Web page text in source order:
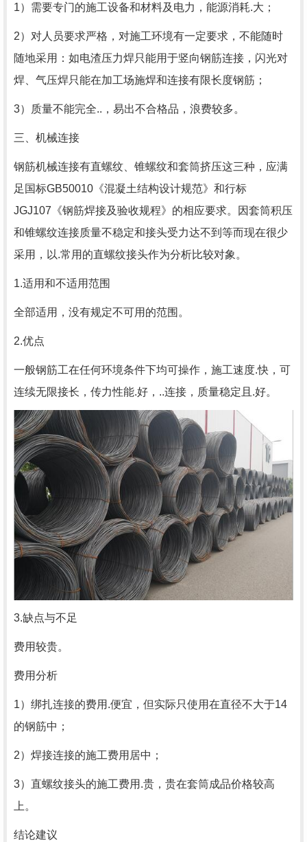
1）需要专门的施工设备和材料及电力，能源消耗.大；
2）对人员要求严格，对施工环境有一定要求，不能随时
随地采用：如电渣压力焊只能用于竖向钢筋连接，闪光对
焊、气压焊只能在加工场施焊和连接有限长度钢筋；
3）质量不能完全..，易出不合格品，浪费较多。
三、机械连接
钢筋机械连接有直螺纹、锥螺纹和套筒挤压这三种，应满
足国标GB50010《混凝土结构设计规范》和行标
JGJ107《钢筋焊接及验收规程》的相应要求。因套筒积压
和锥螺纹连接质量不稳定和接头受力达不到等而现在很少
采用，以.常用的直螺纹接头作为分析比较对象。
1.适用和不适用范围
全部适用，没有规定不可用的范围。
2.优点
一般钢筋工在任何环境条件下均可操作，施工速度.快，可
连续无限接长，传力性能.好，..连接，质量稳定且.好。
3.缺点与不足
费用较贵。
费用分析
1）绑扎连接的费用.便宜，但实际只使用在直径不大于14
的钢筋中；
2）焊接连接的施工费用居中；
3）直螺纹接头的施工费用.贵，贵在套筒成品价格较高
上。
结论建议